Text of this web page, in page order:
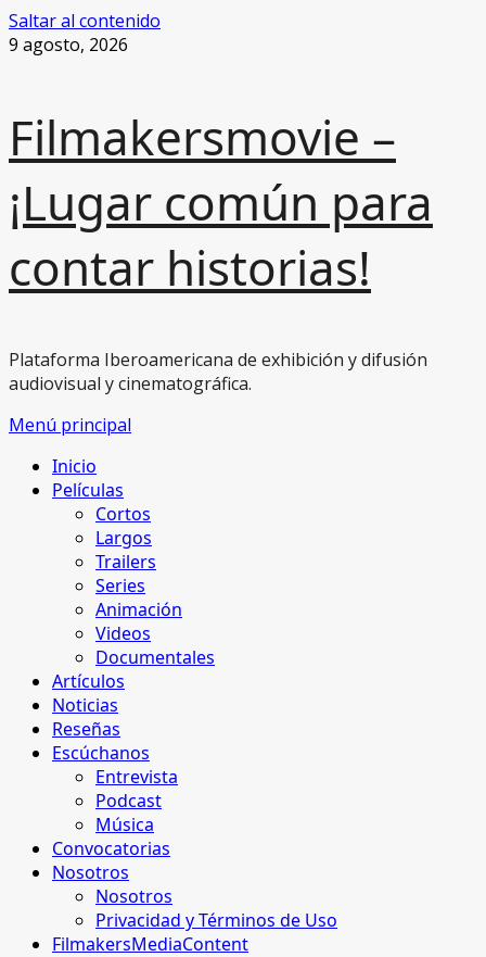
Saltar al contenido
9 agosto, 2026
Filmakersmovie –
¡Lugar común para
contar historias!
Plataforma Iberoamericana de exhibición y difusión
audiovisual y cinematográfica.
Menú principal
Inicio
Películas
Cortos
Largos
Trailers
Series
Animación
Videos
Documentales
Artículos
Noticias
Reseñas
Escúchanos
Entrevista
Podcast
Música
Convocatorias
Nosotros
Nosotros
Privacidad y Términos de Uso
FilmakersMediaContent